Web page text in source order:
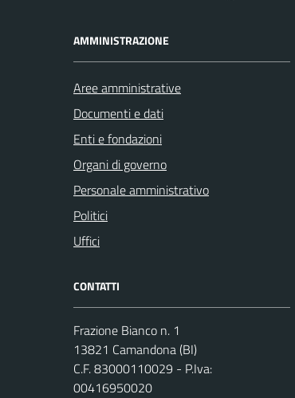
AMMINISTRAZIONE
Aree amministrative
Documenti e dati
Enti e fondazioni
Organi di governo
Personale amministrativo
Politici
Uffici
CONTATTI
Frazione Bianco n. 1
13821 Camandona (BI)
C.F. 83000110029 - P.Iva:
00416950020